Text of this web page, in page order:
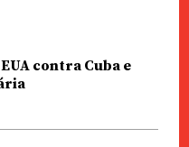
contra Cuba e